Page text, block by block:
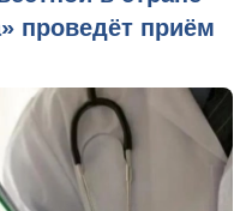
проведёт приём